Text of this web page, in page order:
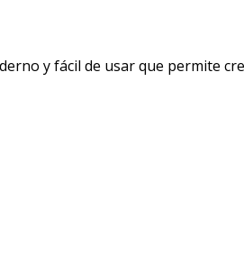
y fácil de usar que permite